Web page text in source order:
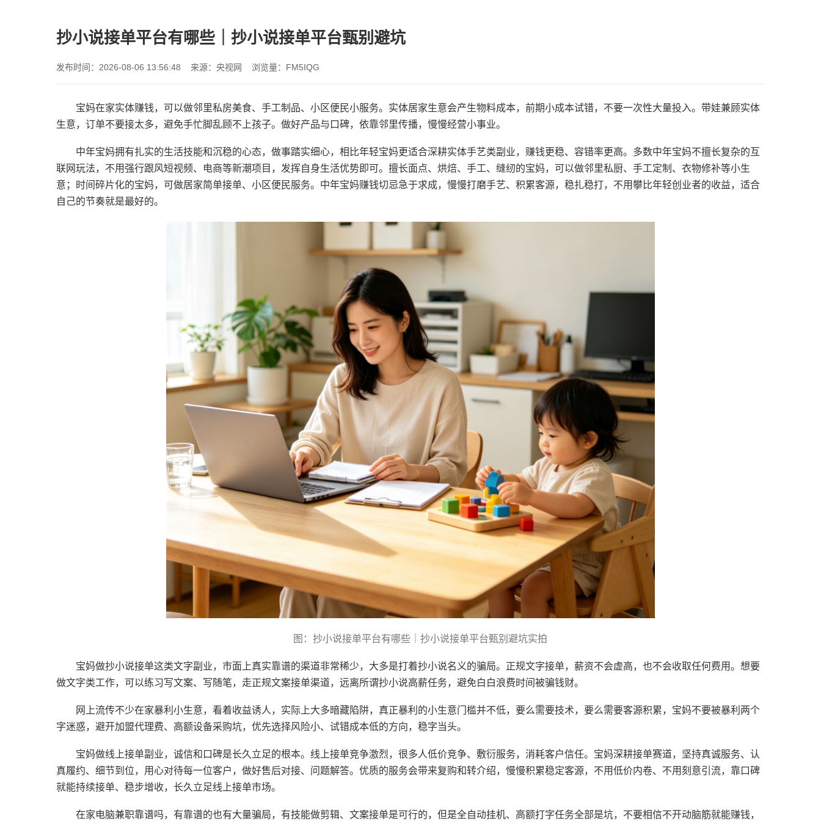
抄小说接单平台有哪些｜抄小说接单平台甄别避坑
发布时间：2026-08-06 13:56:48 来源：央视网 浏览量：FM5IQG
宝妈在家实体赚钱，可以做邻里私房美食、手工制品、小区便民小服务。实体居家生意会产生物料成本，前期小成本试错，不要一次性大量投入。带娃兼顾实体
生意，订单不要接太多，避免手忙脚乱顾不上孩子。做好产品与口碑，依靠邻里传播，慢慢经营小事业。
中年宝妈拥有扎实的生活技能和沉稳的心态，做事踏实细心，相比年轻宝妈更适合深耕实体手艺类副业，赚钱更稳、容错率更高。多数中年宝妈不擅长复杂的互
联网玩法，不用强行跟风短视频、电商等新潮项目，发挥自身生活优势即可。擅长面点、烘焙、手工、缝纫的宝妈，可以做邻里私厨、手工定制、衣物修补等小生
意；时间碎片化的宝妈，可做居家简单接单、小区便民服务。中年宝妈赚钱切忌急于求成，慢慢打磨手艺、积累客源，稳扎稳打，不用攀比年轻创业者的收益，适合
自己的节奏就是最好的。
图：抄小说接单平台有哪些｜抄小说接单平台甄别避坑实拍
宝妈做抄小说接单这类文字副业，市面上真实靠谱的渠道非常稀少，大多是打着抄小说名义的骗局。正规文字接单，薪资不会虚高，也不会收取任何费用。想要
做文字类工作，可以练习写文案、写随笔，走正规文案接单渠道，远离所谓抄小说高薪任务，避免白白浪费时间被骗钱财。
网上流传不少在家暴利小生意，看着收益诱人，实际上大多暗藏陷阱，真正暴利的小生意门槛并不低，要么需要技术，要么需要客源积累，宝妈不要被暴利两个
字迷惑，避开加盟代理费、高额设备采购坑，优先选择风险小、试错成本低的方向，稳字当头。
宝妈做线上接单副业，诚信和口碑是长久立足的根本。线上接单竞争激烈，很多人低价竞争、敷衍服务，消耗客户信任。宝妈深耕接单赛道，坚持真诚服务、认
真履约、细节到位，用心对待每一位客户，做好售后对接、问题解答。优质的服务会带来复购和转介绍，慢慢积累稳定客源，不用低价内卷、不用刻意引流，靠口碑
就能持续接单、稳步增收，长久立足线上接单市场。
在家电脑兼职靠谱吗，有靠谱的也有大量骗局，有技能做剪辑、文案接单是可行的，但是全自动挂机、高额打字任务全部是坑，不要相信不开动脑筋就能赚钱，